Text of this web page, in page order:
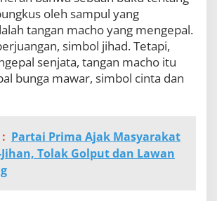
oleh sampul yang
tangan macho yang mengepal.
simbol jihad. Tetapi,
senjata, tangan macho itu
bunga mawar, simbol cinta dan
Partai Prima Ajak Masyarakat
Tolak Golput dan Lawan